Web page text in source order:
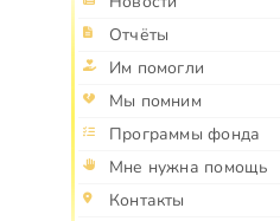
Отчёты
Им помогли
Мы помним
Программы фонда
Мне нужна помощь
Контакты